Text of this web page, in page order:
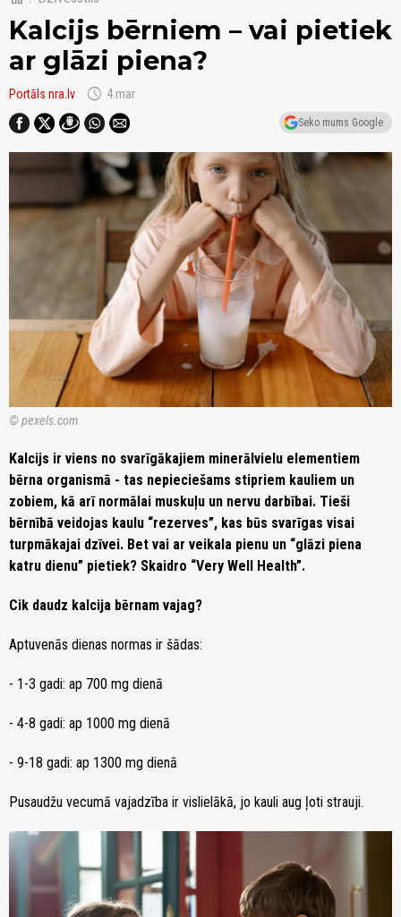
Kalcijs bērniem – vai pietiek
ar glāzi piena?
Portāls nra.lv schedule 4.mar
Seko mums Google
© pexels.com
Kalcijs ir viens no svarīgākajiem minerālvielu elementiem
bērna organismā - tas nepieciešams stipriem kauliem un
zobiem, kā arī normālai muskuļu un nervu darbībai. Tieši
bērnībā veidojas kaulu “rezerves”, kas būs svarīgas visai
turpmākajai dzīvei. Bet vai ar veikala pienu un “glāzi piena
katru dienu” pietiek? Skaidro “Very Well Health”.
Cik daudz kalcija bērnam vajag?
Aptuvenās dienas normas ir šādas:
- 1-3 gadi: ap 700 mg dienā
- 4-8 gadi: ap 1000 mg dienā
- 9-18 gadi: ap 1300 mg dienā
Pusaudžu vecumā vajadzība ir vislielākā, jo kauli aug ļoti strauji.